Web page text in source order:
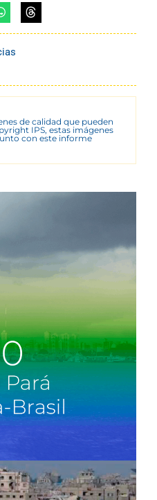
de calidad que pueden
IPS, estas imágenes
con este informe